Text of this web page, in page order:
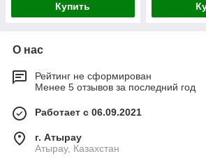
Купить
О нас
Рейтинг не сформирован
Менее 5 отзывов за последний год
Работает с 06.09.2021
г. Атырау
Атырау, Казахстан